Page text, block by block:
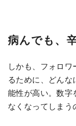
病んでも、
しかも、フォロ
るために、どん
能性が高い。数
なくなってしまう